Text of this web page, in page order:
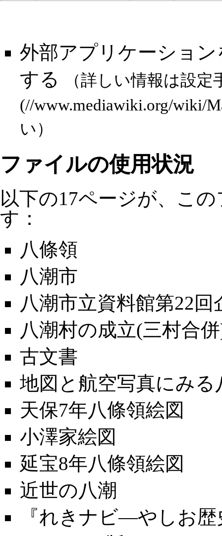
外部アプリケーショ
する
（詳しい情報は設定
い）
ファイルの使用状況
以下の17ページが、こ
す：
八條領
八潮市
八潮市立資料館第22
八潮村の成立(三村合
古文書
地図と航空写真にみる
天保7年八條領絵図
小澤家絵図
延宝8年八條領絵図
近世の八潮
『れきナビ―やしお